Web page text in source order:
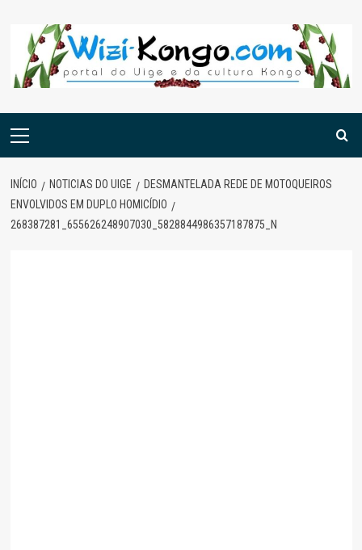
content
Menu
INÍCIO NOTICIAS DO UIGE
DESMANTELADA REDE DE MOTOQUEIROS
ENVOLVIDOS EM DUPLO HOMICÍDIO
268387281_655626248907030_5828844986357187875_N